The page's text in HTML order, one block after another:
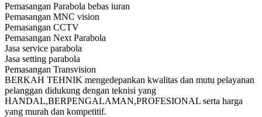
Pemasangan Parabola bebas iuran
Pemasangan MNC vision
Pemasangan CCTV
Pemasangan Next Parabola
Jasa service parabola
Jasa setting parabola
Pemasangan Transvision
BERKAH TEHNIK mengedepankan kwalitas dan mutu pelayanan
pelanggan didukung dengan teknisi yang
HANDAL,BERPENGALAMAN,PROFESIONAL serta harga
yang murah dan kompetitif.